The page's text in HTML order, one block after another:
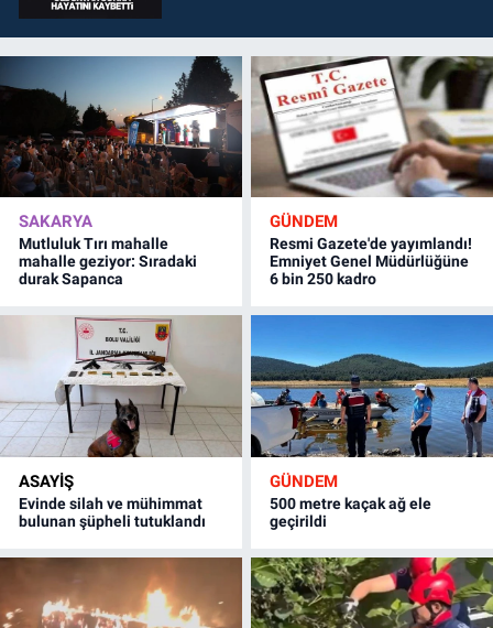
SAKARYA
Mutluluk Tırı mahalle
mahalle geziyor: Sıradaki
durak Sapanca
GÜNDEM
Resmi Gazete'de yayımlandı!
Emniyet Genel Müdürlüğüne
6 bin 250 kadro
ASAYİŞ
Evinde silah ve mühimmat
bulunan şüpheli tutuklandı
GÜNDEM
500 metre kaçak ağ ele
geçirildi